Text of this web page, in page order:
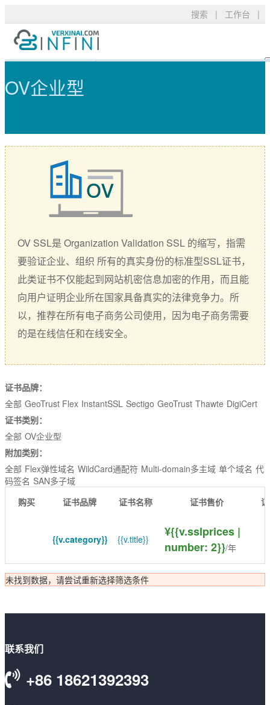
搜索 | 工作台
|
GeoTrust
GeoTrust Flex
Thawte
PositiveSSL
InstantSSL
AlphaSSL
Flex弹性域名
SAN多子域
Wildcard通配符
数字签名
代码签名
S/MIME签名
技术支持
安装部署
数字签名
安全技术
SSL工具
CSR生成
CSR解析
SSL检测
购买产品
OV企业型
OV SSL是 Organization Validation SSL 的缩写，指需
要验证企业、组织 所有的真实身份的标准型SSL证书，
此类证书不仅能起到网站机密信息加密的作用，而且能
向用户证明企业所在国家具备真实的法律竞争力。所
以，推荐在所有电子商务公司使用，因为电子商务需要
的是在线信任和在线安全。
证书品牌：
全部 GeoTrust Flex InstantSSL Sectigo GeoTrust Thawte DigiCert
证书类别：
全部 OV企业型
附加类别：
全部 Flex弹性域名 WildCard通配符 Multi-domain多主域 单个域名 代
码签名 SAN多子域
购买
证书品牌 证书名称 证书售价
{{v.category}} {{v.title}}
¥{{v.sslprices |
number: 2}}/年
未找到数据，请尝试重新选择筛选条件
联系我们
+86 18621392393